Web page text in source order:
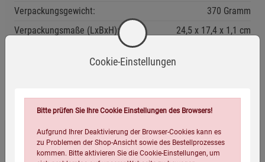
Verpackungsgewicht:
370 Gramm
Verpackungsmaße (LxBxH):
24,5 17,4 1,1 cm
Wird oft zusammen bestellt:
Gemüse und Salat fermentieren. Die
besten Rezepte für milchsauer
Cookie-Einstellungen
Bitte prüfen Sie Ihre Cookie Einstellungen des Browsers!
Aufgrund Ihrer Deaktivierung der Browser-Cookies kann es
zu Problemen der Shop-Ansicht sowie des Bestellprozesses
kommen. Bitte aktivieren Sie die Cookie-Einstellungen, um